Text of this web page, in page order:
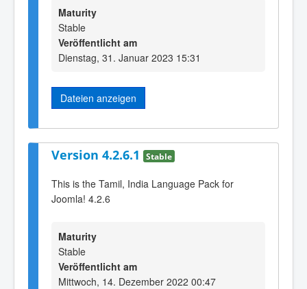
Maturity
Stable
Veröffentlicht am
Dienstag, 31. Januar 2023 15:31
Dateien anzeigen
Version 4.2.6.1 Stable
This is the Tamil, India Language Pack for
Joomla! 4.2.6
Maturity
Stable
Veröffentlicht am
Mittwoch, 14. Dezember 2022 00:47